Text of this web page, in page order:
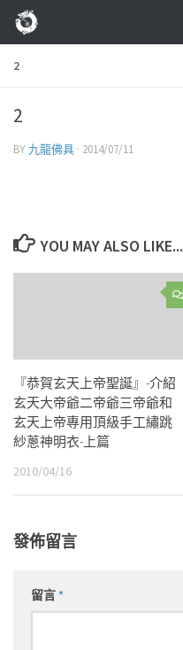
Skip to content
2
2
BY 九龍佛具 · 2014/07/11
YOU MAY ALSO LIKE...
『恭賀玄天上帝聖誕』-介紹
玄天大帝爺二帝爺三帝爺和
玄天上帝專用頂級手工繡跳
紗蔥神明衣-上篇
2010/04/16
發佈留言
留言*